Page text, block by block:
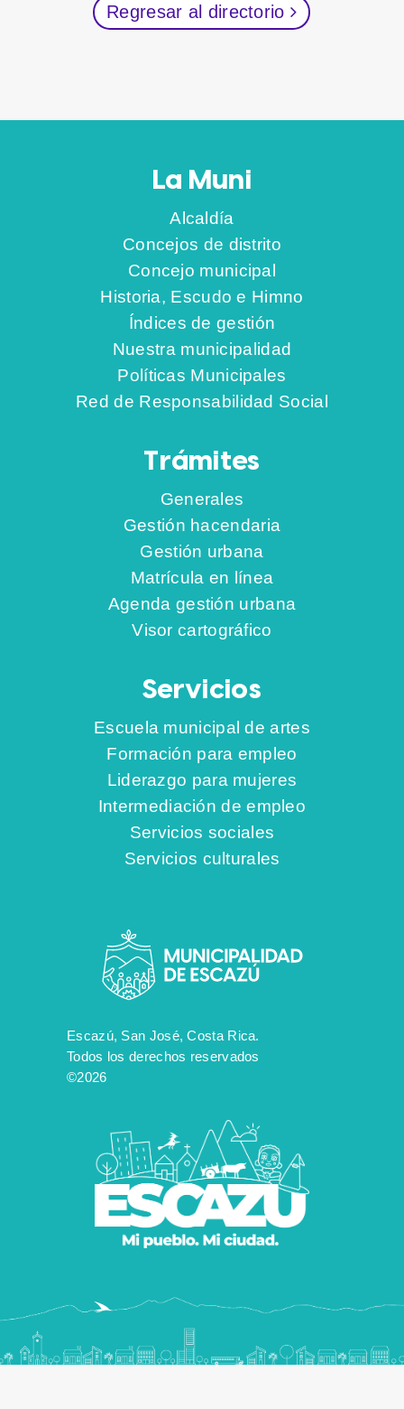
Regresar al directorio
La Muni
Alcaldía
Concejos de distrito
Concejo municipal
Historia, Escudo e Himno
Índices de gestión
Nuestra municipalidad
Políticas Municipales
Red de Responsabilidad Social
Trámites
Generales
Gestión hacendaria
Gestión urbana
Matrícula en línea
Agenda gestión urbana
Visor cartográfico
Servicios
Escuela municipal de artes
Formación para empleo
Liderazgo para mujeres
Intermediación de empleo
Servicios sociales
Servicios culturales
Escazú, San José, Costa Rica.
Todos los derechos reservados
©2026